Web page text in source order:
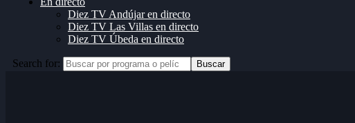
Diez TV Andújar en directo
Diez TV Las Villas en directo
Diez TV Úbeda en directo
Search for: Buscar